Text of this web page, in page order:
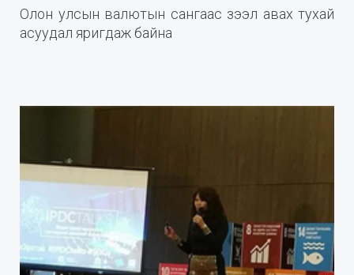
Олон улсын валютын сангаас зээл авах тухай
асуудал яригдаж байна